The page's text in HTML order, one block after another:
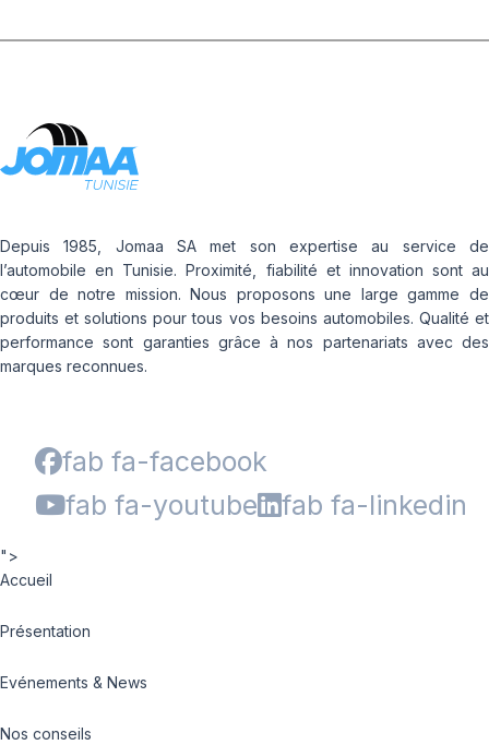
Depuis 1985, Jomaa SA met son expertise au service de
l’automobile en Tunisie. Proximité, fiabilité et innovation sont au
cœur de notre mission. Nous proposons une large gamme de
produits et solutions pour tous vos besoins automobiles. Qualité et
performance sont garanties grâce à nos partenariats avec des
marques reconnues.
fab fa-facebook
fab fa-youtube
fab fa-linkedin
">
Accueil
Présentation
Evénements & News
Nos conseils